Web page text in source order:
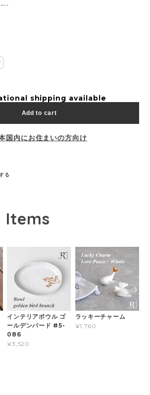
shipping available
Add to cart
国内にお住まいの方向け
る
Items
インテリアボウル ゴ
ールデンバード #5-
086
¥3,520
ラッキーチャーム
¥1,760